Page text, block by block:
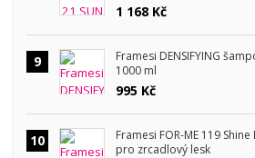
1 168 Kč
9
Framesi DENSIFYING
1000 ml
995 Kč
10
Framesi FOR-ME 119
pro zrcadlový lesk